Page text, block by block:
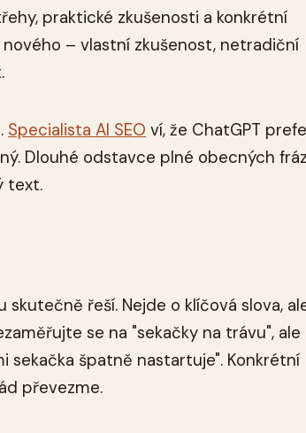
praktické zkušenosti a konkrétní
– vlastní zkušenost, netradiční
Specialista AI SEO ví, že ChatGPT
Dlouhé odstavce plné obecných
text.
řeší. Nejde o klíčová slova,
se na "sekačky na trávu", ale
sekačka špatně nastartuje". Konkrétní
převezme.